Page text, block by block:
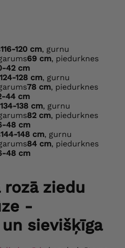
116-120 cm, gurnu
69 cm, piedurknes
42 cm
124-128 cm, gurnu
78 cm, piedurknes
44 cm
134-138 cm, gurnu
82 cm, piedurknes
48 cm
144-148 cm, gurnu
84 cm, piedurknes
48 cm
-
sievišķīga